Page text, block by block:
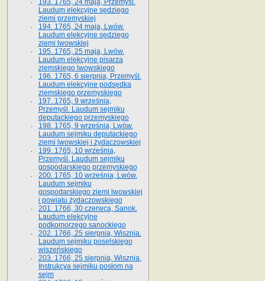
193. 1765, 24 maja, Przemyśl.
Laudum elekcyjne sędziego
ziemi przemyskiej
194. 1765, 24 maja, Lwów.
Laudum elekcyjne sędziego
ziemi lwowskiej
195. 1765, 25 maja, Lwów.
Laudum elekcyjne pisarza
ziemskiego lwowskiego
196. 1765, 6 sierpnia, Przemyśl.
Laudum elekcyjne podsędka
ziemskiego przemyskiego
197. 1765, 9 września,
Przemyśl. Laudum sejmiku
deputackiego przemyskiego
198. 1765, 9 września, Lwów.
Laudum sejmiku deputackiego
ziemi lwowskiej i żydaczowskiej
199. 1765, 10 września,
Przemyśl. Laudum sejmiku
gospodarskiego przemyskiego
200. 1765, 10 września, Lwów.
Laudum sejmiku
gospodarskiego ziemi lwowskiej
i powiatu żydaczowskiego
201. 1766, 30 czerwca, Sanok.
Laudum elekcyjne
podkomorzego sanockiego
202. 1766, 25 sierpnia, Wisznia.
Laudum sejmiku poselskiego
wiszeńskiego
203. 1766, 25 sierpnia, Wisznia.
Instrukcya sejmiku posłom na
sejm